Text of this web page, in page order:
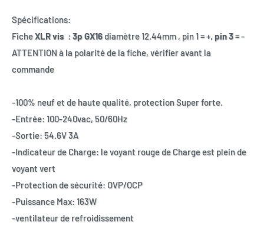
Spécifications:
FicheXLR vis : 3p GX16diamètre 12.44mm , pin 1 = +, pin 3= -
ATTENTION à la polarité de la fiche, vérifier avant la
commande
-100% neuf et de haute qualité, protection Super forte.
-Entrée: 100-240vac, 50/60Hz
-Sortie: 54.6V 3A
-Indicateur de Charge: le voyant rouge de Charge est plein de
voyant vert
-Protection de sécurité: OVP/OCP
-Puissance Max: 163W
-ventilateur de refroidissement